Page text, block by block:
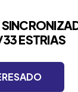
ESTRIAS